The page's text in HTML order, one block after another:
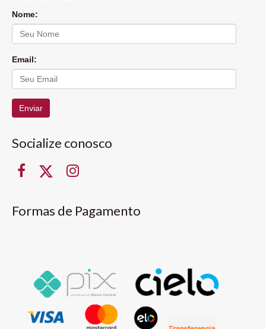
Nome:
Email:
Enviar
Socialize conosco
Formas de Pagamento